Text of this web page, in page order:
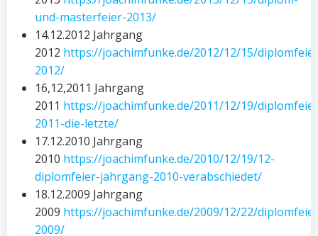
und-masterfeier-2013/
14.12.2012 Jahrgang
2012 https://joachimfunke.de/2012/12/15/
2012/
16,12,2011 Jahrgang
2011 https://joachimfunke.de/2011/12/19/
2011-die-letzte/
17.12.2010 Jahrgang
2010 https://joachimfunke.de/2010/12/19/12-
diplomfeier-jahrgang-2010-verabschiedet/
18.12.2009 Jahrgang
2009 https://joachimfunke.de/2009/12/22/
2009/